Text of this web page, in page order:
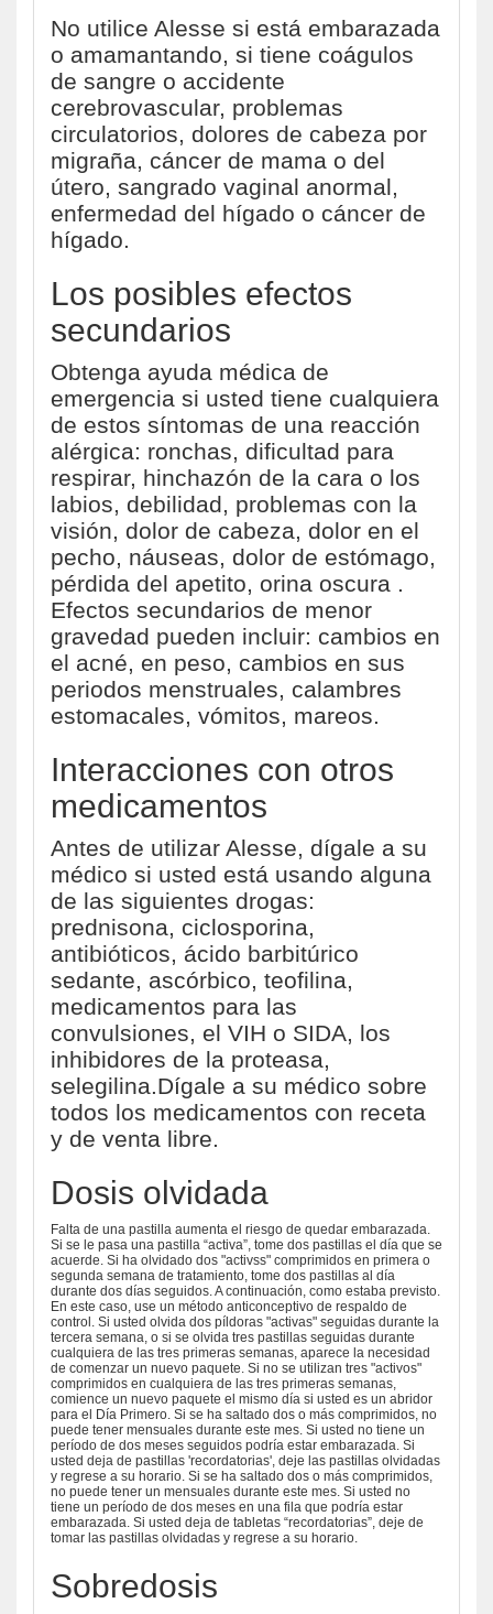
No utilice Alesse si está embarazada
o amamantando, si tiene coágulos
de sangre o accidente
cerebrovascular, problemas
circulatorios, dolores de cabeza por
migraña, cáncer de mama o del
útero, sangrado vaginal anormal,
enfermedad del hígado o cáncer de
hígado.
Los posibles efectos
secundarios
Obtenga ayuda médica de
emergencia si usted tiene cualquiera
de estos síntomas de una reacción
alérgica: ronchas, dificultad para
respirar, hinchazón de la cara o los
labios, debilidad, problemas con la
visión, dolor de cabeza, dolor en el
pecho, náuseas, dolor de estómago,
pérdida del apetito, orina oscura .
Efectos secundarios de menor
gravedad pueden incluir: cambios en
el acné, en peso, cambios en sus
periodos menstruales, calambres
estomacales, vómitos, mareos.
Interacciones con otros
medicamentos
Antes de utilizar Alesse, dígale a su
médico si usted está usando alguna
de las siguientes drogas:
prednisona, ciclosporina,
antibióticos, ácido barbitúrico
sedante, ascórbico, teofilina,
medicamentos para las
convulsiones, el VIH o SIDA, los
inhibidores de la proteasa,
selegilina.Dígale a su médico sobre
todos los medicamentos con receta
y de venta libre.
Dosis olvidada
Falta de una pastilla aumenta el riesgo de quedar embarazada.
Si se le pasa una pastilla “activa”, tome dos pastillas el día que se
acuerde. Si ha olvidado dos "activss" comprimidos en primera o
segunda semana de tratamiento, tome dos pastillas al día
durante dos días seguidos. A continuación, como estaba previsto.
En este caso, use un método anticonceptivo de respaldo de
control. Si usted olvida dos píldoras "activas" seguidas durante la
tercera semana, o si se olvida tres pastillas seguidas durante
cualquiera de las tres primeras semanas, aparece la necesidad
de comenzar un nuevo paquete. Si no se utilizan tres "activos"
comprimidos en cualquiera de las tres primeras semanas,
comience un nuevo paquete el mismo día si usted es un abridor
para el Día Primero. Si se ha saltado dos o más comprimidos, no
puede tener mensuales durante este mes. Si usted no tiene un
período de dos meses seguidos podría estar embarazada. Si
usted deja de pastillas 'recordatorias', deje las pastillas olvidadas
y regrese a su horario. Si se ha saltado dos o más comprimidos,
no puede tener un mensuales durante este mes. Si usted no
tiene un período de dos meses en una fila que podría estar
embarazada. Si usted deja de tabletas “recordatorias”, deje de
tomar las pastillas olvidadas y regrese a su horario.
Sobredosis